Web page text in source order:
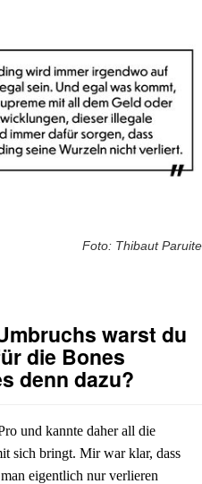
Foto: Thibaut Paruite
warst du
die Bones
denn dazu?
und kannte daher all die
sich bringt. Mir war klar, dass
eigentlich nur verlieren